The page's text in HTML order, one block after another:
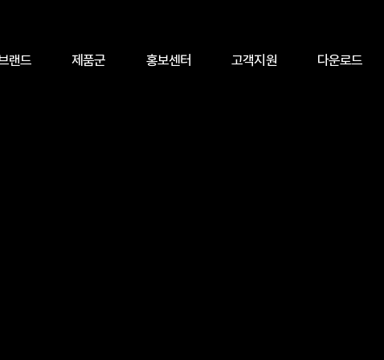
랜드 제품군 홍보센터 고객지원 다운로드